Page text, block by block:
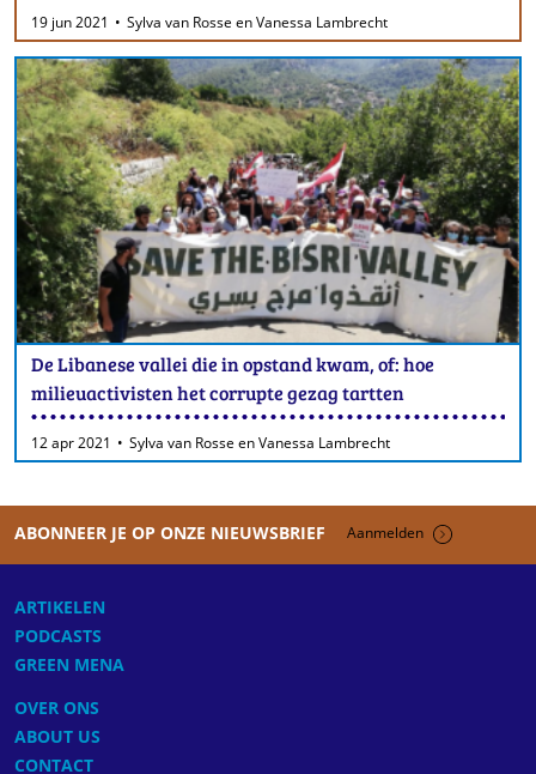
19 jun 2021 Sylva van Rosse en Vanessa Lambrecht
De Libanese vallei die in opstand kwam, of: hoe
milieuactivisten het corrupte gezag tartten
12 apr 2021 Sylva van Rosse en Vanessa Lambrecht
ABONNEER JE OP ONZE NIEUWSBRIEF Aanmelden
ARTIKELEN
PODCASTS
GREEN MENA
OVER ONS
ABOUT US
CONTACT